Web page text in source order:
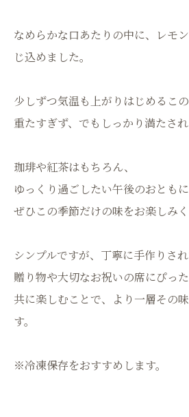
なめらかな口あたりの中に、レモ
じ込めました。
少しずつ気温も上がりはじめるこの
重たすぎず、でもしっかり満たされ
珈琲や紅茶はもちろん、
ゆっくり過ごしたい午後のおともに
ぜひこの季節だけの味をお楽しみく
シンプルですが、丁寧に手作りさ
贈り物や大切なお祝いの席にぴっ
共に楽しむことで、より一層その
す。
※冷凍保存をおすすめします。